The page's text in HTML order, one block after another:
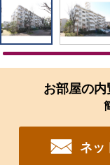
像
を
ク
リ
す
拡
大
さ
お部屋の
ネッ